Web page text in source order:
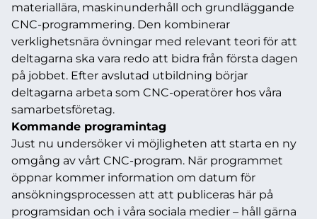
materiallära, maskinunderhåll och grundläggande
CNC-programmering. Den kombinerar
verklighetsnära övningar med relevant teori för att
deltagarna ska vara redo att bidra från första dagen
på jobbet. Efter avslutad utbildning börjar
deltagarna arbeta som CNC-operatörer hos våra
samarbetsföretag.
Kommande programintag
Just nu undersöker vi möjligheten att starta en ny
omgång av vårt CNC-program. När programmet
öppnar kommer information om datum för
ansökningsprocessen att att publiceras här på
programsidan och i våra sociala medier – håll gärna